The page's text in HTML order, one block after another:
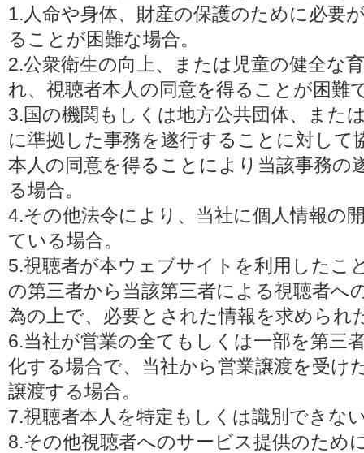
1.人命や身体、財産の保護のために必要
ることが困難な場合。
2.公衆衛生の向上、または児童の健全な
れ、視聴者本人の同意を得ることが困難
3.国の機関もしくは地方公共団体、また
に準拠した事務を遂行することに対して
本人の同意を得ることにより当該事務の
る場合。
4.その他法令により、当社に個人情報の
ている場合。
5.視聴者が本ウェブサイトを利用したこ
の第三者から当該第三者による視聴者へ
為の上で、必要とされた情報を求められ
6.当社が営業の全てもしくは一部を第三
化する場合で、当社から営業譲渡を受け
譲渡する場合。
7.視聴者本人を特定もしくは識別できな
8.その他視聴者へのサービス提供のため